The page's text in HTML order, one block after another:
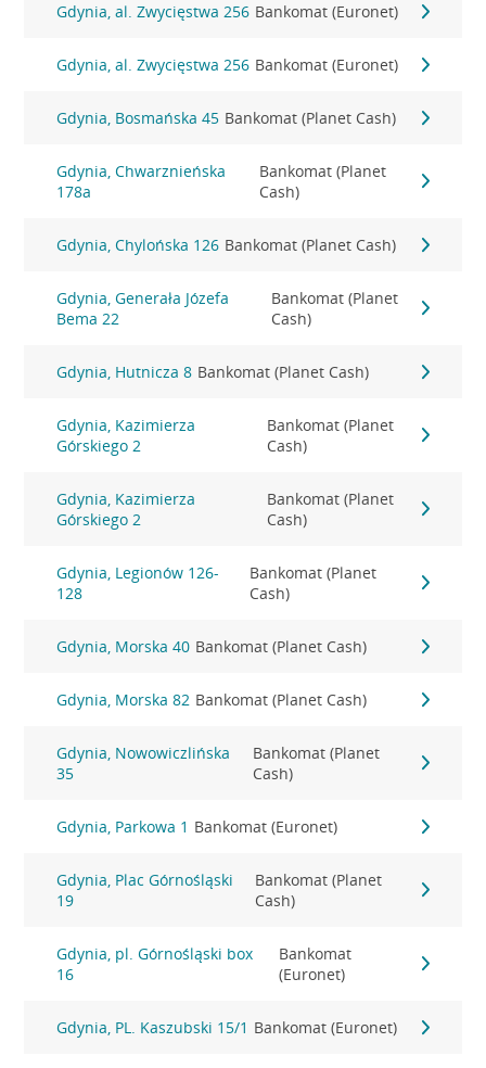
Gdynia, al. Zwycięstwa 256 Bankomat (Euronet)
Gdynia, al. Zwycięstwa 256 Bankomat (Euronet)
Gdynia, Bosmańska 45 Bankomat (Planet Cash)
Gdynia, Chwarznieńska
178a
Bankomat (Planet
Cash)
Gdynia, Chylońska 126 Bankomat (Planet Cash)
Gdynia, Generała Józefa
Bema 22
Bankomat (Planet
Cash)
Gdynia, Hutnicza 8 Bankomat (Planet Cash)
Gdynia, Kazimierza
Górskiego 2
Bankomat (Planet
Cash)
Gdynia, Kazimierza
Górskiego 2
Bankomat (Planet
Cash)
Gdynia, Legionów 126-
128
Bankomat (Planet
Cash)
Gdynia, Morska 40 Bankomat (Planet Cash)
Gdynia, Morska 82 Bankomat (Planet Cash)
Gdynia, Nowowiczlińska
35
Bankomat (Planet
Cash)
Gdynia, Parkowa 1 Bankomat (Euronet)
Gdynia, Plac Górnośląski
19
Bankomat (Planet
Cash)
Gdynia, pl. Górnośląski box
16
Bankomat
(Euronet)
Gdynia, PL. Kaszubski 15/1 Bankomat (Euronet)